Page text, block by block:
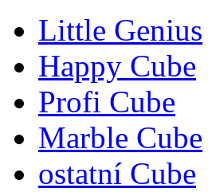
Little Genius
Happy Cube
Profi Cube
Marble Cube
ostatní Cube